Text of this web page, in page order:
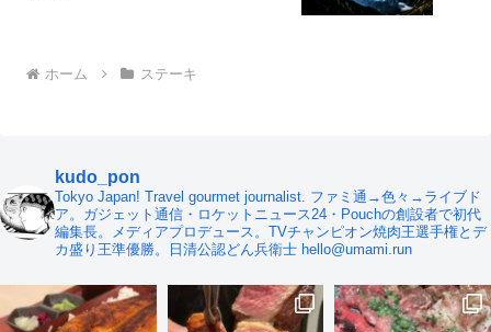
ホーム ステーキ
kudo_pon
Tokyo Japan! Travel gourmet journalist. ファミ通→色々→ライブド
ア。ガジェット通信・ロケットニュース24・Pouchの創設者で初代
編集長。メディアプロデュース。TVチャンピオン焼肉王選手権とデ
カ盛り王準優勝。日清公認どん兵衛士 hello@umami.run